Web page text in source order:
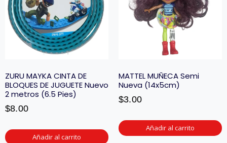
ZURU MAYKA CINTA DE
BLOQUES DE JUGUETE Nuevo
2 metros (6.5 Pies)
$8.00
Añadir al carrito
MATTEL MUÑECA Semi
Nueva (14x5cm)
$3.00
Añadir al carrito